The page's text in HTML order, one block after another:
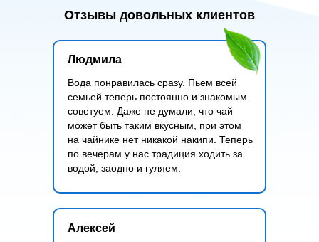
Вода понравилась сразу. Пьем всей
семьей теперь постоянно и знакомым
советуем. Даже не думали, что чай
может быть таким вкусным, при этом
на чайнике нет никакой накипи. Теперь
по вечерам у нас традиция ходить за
водой, заодно и гуляем.
Людмила
Алексей
Отзывы довольных клиентов